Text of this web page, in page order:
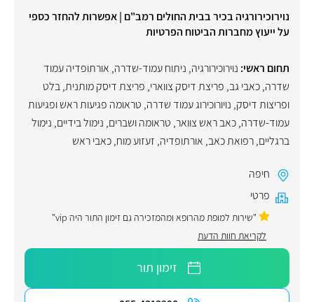
נוירוכירורגיה בכיר בבית החולים רמב"ם | אפשרות להחזר כספי
על ייעוץ מחברות הביטוח הפרטיות
תחום ראשי: נוירוכירורגיה, ניתוח עמוד-שדרה, אורתופדיה עמוד
שדרה,כאבי גב, פריצת דיסק צווארי, פריצת דיסק מותנית,בלט
ופריצות דיסק, נויורוכירוג עמוד שדרה, טראומה פגיעות ראש ופגיעות
עמוד-שדרה,כאב ראש צוואר, טראומה ושברים, נימול בידיים, נימול
ברגליים,רפואת כאב, אורתופדיה, זעזוע מוח,כאבי ראש
חיפה
פרטי
"שירות למופת מהרופא ומהמזכירה גם זימון התור היה vip"
לקריאת חוות הדעת
זימון תור